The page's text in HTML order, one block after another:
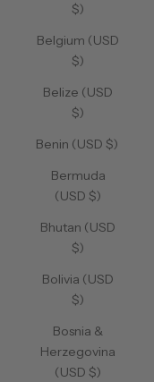
$)
Belgium (USD
$)
Belize (USD
$)
Benin (USD $)
Bermuda
(USD $)
Bhutan (USD
$)
Bolivia (USD
$)
Bosnia &
Herzegovina
(USD $)